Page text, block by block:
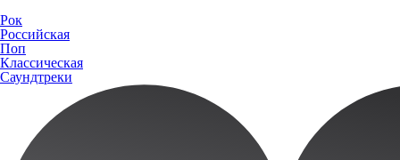
Рок
Российская
Поп
Классическая
Саундтреки